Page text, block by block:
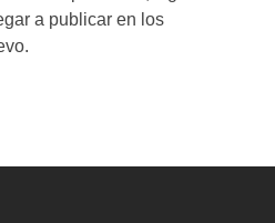
a publicar en los